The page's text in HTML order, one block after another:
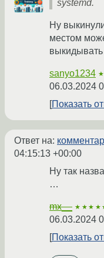
systemd.
Ну
местом
sanyo1234 ★
06.03.2024
Показать
Ответ на:
04:15:13 +00:00
Ну так
…
mx__
06.03.2024
Показать